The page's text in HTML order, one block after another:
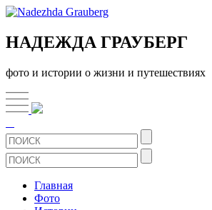
НАДЕЖДА ГРАУБЕРГ
фото и истории о жизни и путешествиях
Главная
Фото